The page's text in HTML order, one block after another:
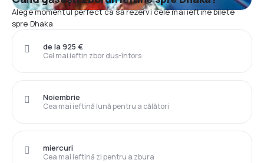
Alege momentul perfect ca să rezervi cele mai ieftine bilete
spre Dhaka
Cel mai ieftin zbor dus-întors
de la 925 €
Cea mai ieftină lună pentru a călători
Noiembrie
Cea mai ieftină zi pentru a zbura
miercuri